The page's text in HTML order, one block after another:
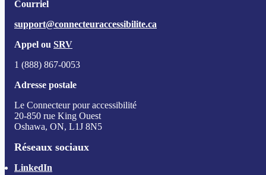
Courriel
support@connecteuraccessibilite.ca
Appel ou SRV
1 (888) 867-0053
Adresse postale
Le Connecteur pour accessibilité
20-850 rue King Ouest
Oshawa, ON, L1J 8N5
Réseaux sociaux
LinkedIn